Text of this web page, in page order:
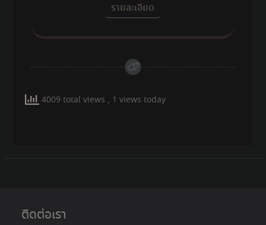
รายละเอียด
4009 total views , 1 views today
ติดต่อเรา